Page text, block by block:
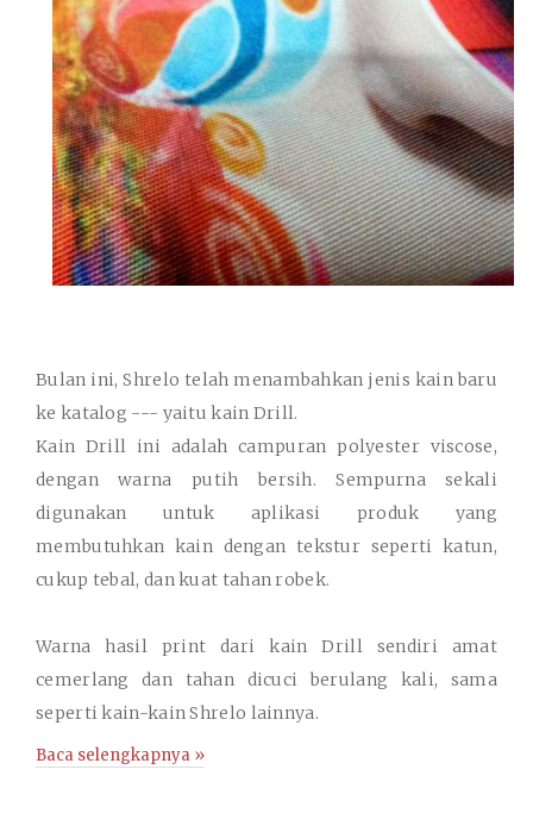
Bulan ini, Shrelo telah menambahkan jenis kain baru
ke katalog --- yaitu kain Drill.
Kain Drill ini adalah campuran polyester viscose,
dengan warna putih bersih. Sempurna sekali
digunakan untuk aplikasi produk yang
membutuhkan kain dengan tekstur seperti katun,
cukup tebal, dan kuat tahan robek.
Warna hasil print dari kain Drill sendiri amat
cemerlang dan tahan dicuci berulang kali, sama
seperti kain-kain Shrelo lainnya.
Baca selengkapnya »